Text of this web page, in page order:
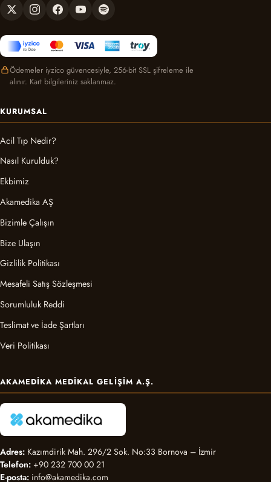
Ödemeler iyzico güvencesiyle, 256-bit SSL şifreleme ile
alınır. Kart bilgileriniz saklanmaz.
KURUMSAL
Acil Tıp Nedir?
Nasıl Kurulduk?
Ekbimiz
Akamedika AŞ
Bizimle Çalışın
Bize Ulaşın
Gizlilik Politikası
Mesafeli Satış Sözleşmesi
Sorumluluk Reddi
Teslimat ve İade Şartları
Veri Politikası
AKAMEDIKA MEDIKAL GELIŞIM A.Ş.
Adres: Kazımdirik Mah. 296/2 Sok. No:33 Bornova – İzmir
Telefon: +90 232 700 00 21
E-posta: info@akamedika.com